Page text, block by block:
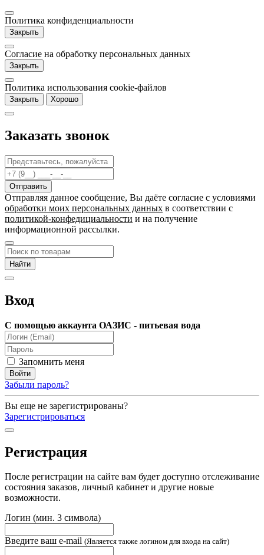
Политика конфиденциальности
Закрыть
Согласие на обработку персональных данных
Закрыть
Политика использования cookie-файлов
Закрыть Хорошо
Заказать звонок
Отправляя данное сообщение, Вы даёте согласие c условиями
обработки моих персональных данных в соответствии с
политикой-конфедициальности и на получение
информационной рассылки.
Вход
С помощью аккаунта ОАЗИС - питьевая вода
Запомнить меня
Забыли пароль?
Вы еще не зарегистрированы?
Зарегистрироваться
Регистрация
После регистрации на сайте вам будет доступно отслеживание
состояния заказов, личный кабинет и другие новые
возможности.
Логин (мин. 3 символа)
Введите ваш e-mail (Является также логином для входа на сайт)